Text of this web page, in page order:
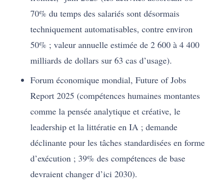
70% du temps des salariés sont désormais
techniquement automatisables, contre environ
50% ; valeur annuelle estimée de 2 600 à 4 400
milliards de dollars sur 63 cas d’usage).
Forum économique mondial, Future of Jobs
Report 2025 (compétences humaines montantes
comme la pensée analytique et créative, le
leadership et la littératie en IA ; demande
déclinante pour les tâches standardisées en forme
d’exécution ; 39% des compétences de base
devraient changer d’ici 2030).